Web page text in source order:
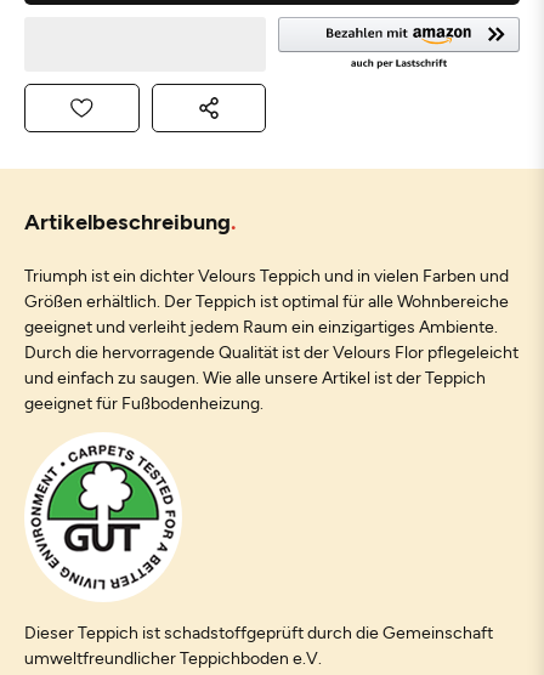
Artikelbeschreibung
Triumph ist ein dichter Velours Teppich und in vielen Farben und
Größen erhältlich. Der Teppich ist optimal für alle Wohnbereiche
geeignet und verleiht jedem Raum ein einzigartiges Ambiente.
Durch die hervorragende Qualität ist der Velours Flor pflegeleicht
und einfach zu saugen. Wie alle unsere Artikel ist der Teppich
geeignet für Fußbodenheizung.
Dieser Teppich ist schadstoffgeprüft durch die Gemeinschaft
umweltfreundlicher Teppichboden e.V.